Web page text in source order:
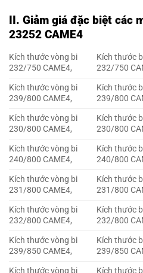
II. Giảm giá đặc biệt các
23252 CAME4
Kích thước vòng bi
232/750 CAME4,
Kích thước
232/750
Kích thước vòng bi
239/800 CAME4,
Kích thước
239/800
Kích thước vòng bi
230/800 CAME4,
Kích thước
230/800
Kích thước vòng bi
240/800 CAME4,
Kích thước
240/800
Kích thước vòng bi
231/800 CAME4,
Kích thước
231/800
Kích thước vòng bi
232/800 CAME4,
Kích thước
232/800
Kích thước vòng bi
239/850 CAME4,
Kích thước
239/850
Kích thước vòng bi
Kích thước